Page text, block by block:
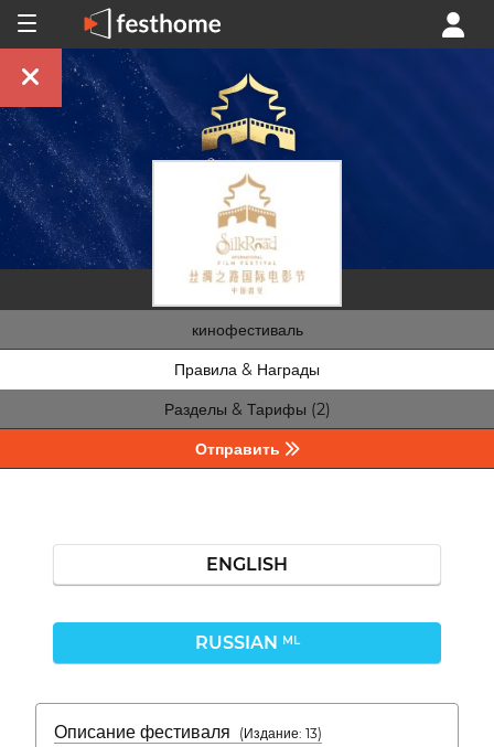
кинофестиваль
Правила & Награды
Разделы & Тарифы (2)
Отправить
ENGLISH
RUSSIAN ML
Описание фестиваля
( Издание: 13)